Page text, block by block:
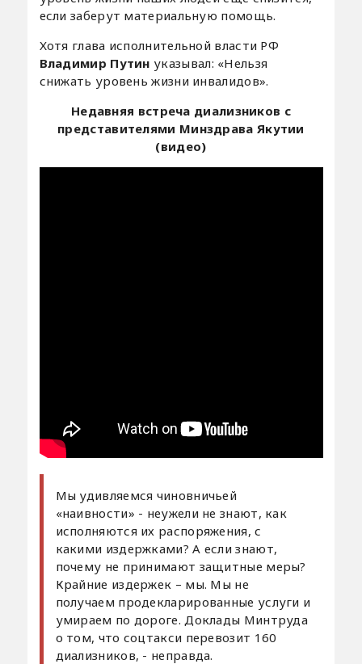
если заберут материальную помощь.
Хотя глава исполнительной власти РФ
Владимир Путин указывал: «Нельзя
снижать уровень жизни инвалидов».
Недавняя встреча диализников с
представителями Минздрава Якутии
(видео)
Мы удивляемся чиновничьей
«наивности» - неужели не знают, как
исполняются их распоряжения, с
какими издержками? А если знают,
почему не принимают защитные меры?
Крайние издержек – мы. Мы не
получаем продекларированные услуги и
умираем по дороге. Доклады Минтруда
о том, что соцтакси перевозит 160
диализников, - неправда.